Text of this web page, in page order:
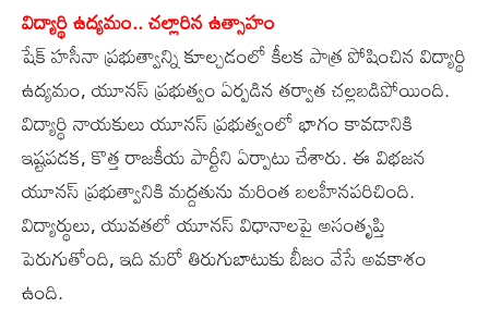
విద్యార్థి ఉద్యమం.. చల్లారిన ఉత్సాహం
షేక్‌ హసీనా ప్రభుత్వాన్ని కూల్చడంలో కీలక పాత్ర పోషించిన విద్యార్థి
ఉద్యమం, యూనస్‌ ప్రభుత్వం ఏర్పడిన తర్వాత చల్లబడిపోయింది.
విద్యార్థి నాయకులు యూనస్‌ ప్రభుత్వంలో భాగం కావడానికి
ఇష్టపడక, కొత్త రాజకీయ పార్టీని ఏర్పాటు చేశారు. ఈ విభజన
యూనస్‌ ప్రభుత్వానికి మద్దతును మరింత బలహీనపరిచింది.
విద్యార్థులు, యువతలో యూనస్‌ విధానాలపై అసంతృప్తి
పెరుగుతోంది, ఇది మరో తిరుగుబాటుకు బీజం వేసే అవకాశం
ఉంది.